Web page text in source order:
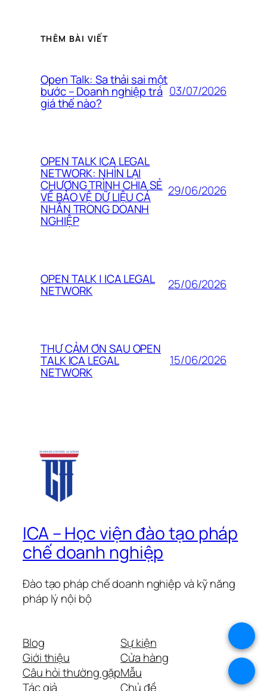
THÊM BÀI VIẾT
Open Talk: Sa thải sai một
bước – Doanh nghiệp trả
giá thế nào?
03/07/2026
OPEN TALK ICA LEGAL
NETWORK: NHÌN LẠI
CHƯƠNG TRÌNH CHIA SẺ
VỀ BẢO VỆ DỮ LIỆU CÁ
NHÂN TRONG DOANH
NGHIỆP
29/06/2026
OPEN TALK | ICA LEGAL
NETWORK 25/06/2026
THƯ CẢM ƠN SAU OPEN
TALK ICA LEGAL
NETWORK
15/06/2026
ICA – Học viện đào tạo pháp
chế doanh nghiệp
Đào tạo pháp chế doanh nghiệp và kỹ năng
pháp lý nội bộ
Blog
Giới thiệu
Câu hỏi thường gặp
Tác giả
Sự kiện
Cửa hàng
Mẫu
Chủ đề